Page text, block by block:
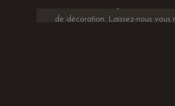
de décoration. Laissez-nous